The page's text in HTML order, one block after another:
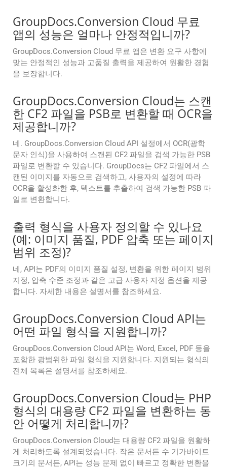
GroupDocs.Conversion Cloud 무료
앱의 성능은 얼마나 안정적입니까?
GroupDocs.Conversion Cloud 무료 앱은 변환 요구 사항에
맞는 안정적인 성능과 고품질 출력을 제공하여 원활한 경험
을 보장합니다.
GroupDocs.Conversion Cloud는 스캔
한 CF2 파일을 PSB로 변환할 때 OCR을
제공합니까?
네. GroupDocs.Conversion Cloud API 설정에서 OCR(광학
문자 인식)을 사용하여 스캔된 CF2 파일을 검색 가능한 PSB
파일로 변환할 수 있습니다. GroupDocs는 CF2 파일에서 스
캔된 이미지를 자동으로 검색하고, 사용자의 설정에 따라
OCR을 활성화한 후, 텍스트를 추출하여 검색 가능한 PSB 파
일로 변환합니다.
출력 형식을 사용자 정의할 수 있나요
(예: 이미지 품질, PDF 압축 또는 페이지
범위 조정)?
네, API는 PDF의 이미지 품질 설정, 변환을 위한 페이지 범위
지정, 압축 수준 조정과 같은 고급 사용자 지정 옵션을 제공
합니다. 자세한 내용은 설명서를 참조하세요.
GroupDocs.Conversion Cloud API는
어떤 파일 형식을 지원합니까?
GroupDocs.Conversion Cloud API는 Word, Excel, PDF 등을
포함한 광범위한 파일 형식을 지원합니다. 지원되는 형식의
전체 목록은 설명서를 참조하세요.
GroupDocs.Conversion Cloud는 PHP
형식의 대용량 CF2 파일을 변환하는 동
안 어떻게 처리합니까?
GroupDocs.Conversion Cloud는 대용량 CF2 파일을 원활하
게 처리하도록 설계되었습니다. 작은 문서든 수 기가바이트
크기의 문서든, API는 성능 문제 없이 빠르고 정확한 변환을